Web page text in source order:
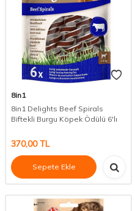
8in1
8in1 Delights Beef Spirals
Biftekli Burgu Köpek Ödülü 6'lı
370,00TL
Sepete Ekle